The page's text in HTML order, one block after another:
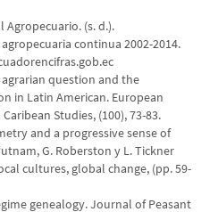
Agropecuario. (s. d.).
continua 2002-2014.
agrarian question and the
in Latin American. European
Studies, (100), 73-83.
and a progressive sense of
G. Roberston y L. Tickner
cultures, global change, (pp. 59-
genealogy. Journal of Peasant